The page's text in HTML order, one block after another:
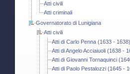
Atti civili
Atti criminali
Governatorato di Lunigiana
Atti civili
Atti di Carlo Penna (1633 - 1638)
Atti di Angelo Acciaiuoli (1638 -
Atti di Giovanni Tornaquinci
Atti di Paolo Pestalozzi (1645 -